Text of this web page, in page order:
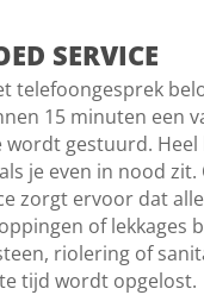
SERVICE
telefoongesprek
15 minuten een
wordt gestuurd. Heel
je even in nood zit.
zorgt ervoor dat alle
of lekkages
riolering of
tijd wordt opgelost.